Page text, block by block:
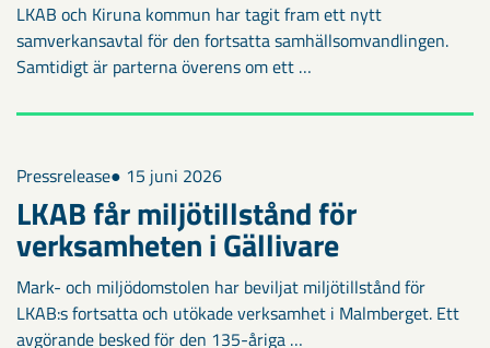
LKAB och Kiruna kommun har tagit fram ett nytt
samverkansavtal för den fortsatta samhällsomvandlingen.
Samtidigt är parterna överens om ett …
Pressrelease● 15 juni 2026
LKAB får miljötillstånd för
verksamheten i Gällivare
Mark- och miljödomstolen har beviljat miljötillstånd för
LKAB:s fortsatta och utökade verksamhet i Malmberget. Ett
avgörande besked för den 135-åriga …